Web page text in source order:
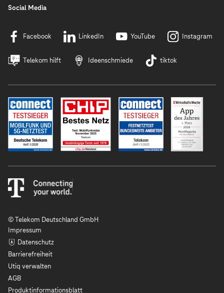
Social Media
Facebook LinkedIn YouTube Instagram
Telekom hilft Ideenschmiede tiktok
© Telekom Deutschland GmbH
Impressum
Datenschutz
Barrierefreiheit
Utiq verwalten
AGB
Produktinformationsblatt